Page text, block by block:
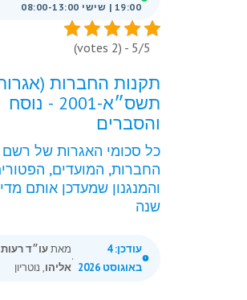
19:00 | שישי 08:00-13:00
5/5 - (2 votes)
תקנות החברות
תשס״א-2001 - נוסח
והסברים
כל סכומי האגרות של רשם
החברות, המועדים,
והמנגנון שמעדכן אותם מדי
שנה
עודכן: 4
באוגוסט 2026
·
מאתעו״ד רעות
אליהו, נוטריון